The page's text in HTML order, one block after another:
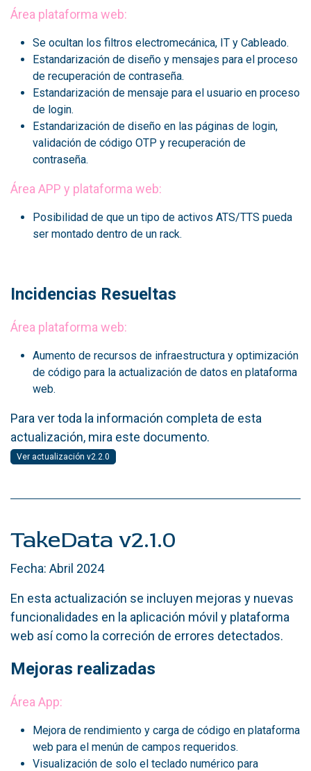
Área plataforma web:
Se ocultan los filtros electromecánica, IT y Cableado.
Estandarización de diseño y mensajes para el proceso
de recuperación de contraseña.
Estandarización de mensaje para el usuario en proceso
de login.
Estandarización de diseño en las páginas de login,
validación de código OTP y recuperación de
contraseña.
Área APP y plataforma web:
Posibilidad de que un tipo de activos ATS/TTS pueda
ser montado dentro de un rack.
Incidencias Resueltas
Área plataforma web:
Aumento de recursos de infraestructura y optimización
de código para la actualización de datos en plataforma
web.
Para ver toda la información completa de esta
actualización, mira este documento.
Ver actualización v2.2.0
TakeData v2.1.0
Fecha: Abril 2024
En esta actualización se incluyen mejoras y nuevas
funcionalidades en la aplicación móvil y plataforma
web así como la correción de errores detectados.
Mejoras realizadas
Área App:
Mejora de rendimiento y carga de código en plataforma
web para el menún de campos requeridos.
Visualización de solo el teclado numérico para